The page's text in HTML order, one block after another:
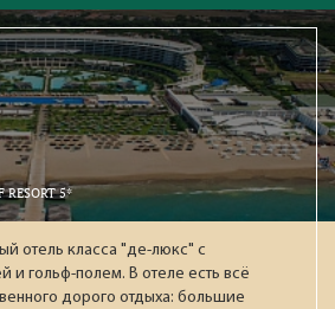
RESORT 5*
отель класса "де-люкс" с
и гольф-полем. В отеле есть всё
дорого отдыха: большие